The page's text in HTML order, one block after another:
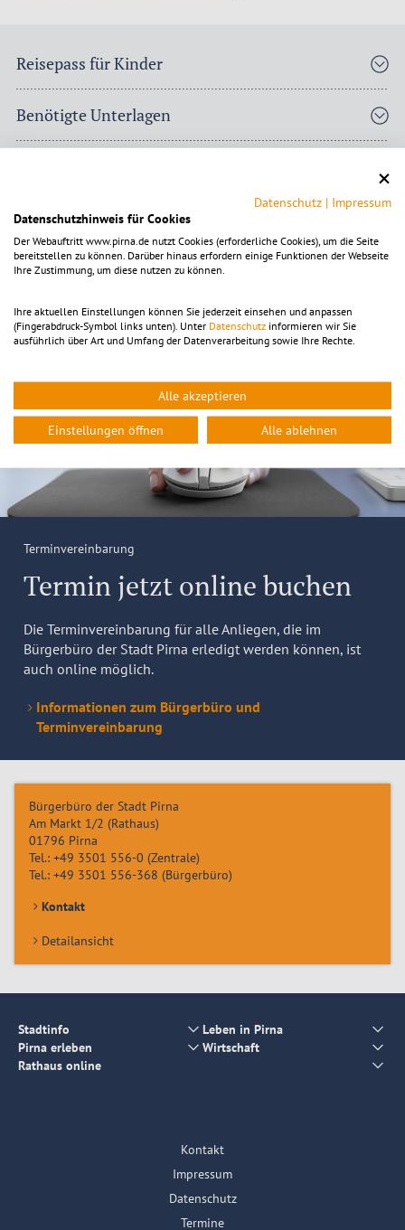
Reisepass für Kinder
Benötigte Unterlagen
Abholung und Bearbeitungsdauer
Direktversand
Vorläufiger Reisepass
Terminvereinbarung
Termin jetzt online buchen
Die Terminvereinbarung für alle Anliegen, die im
Bürgerbüro der Stadt Pirna erledigt werden können, ist
auch online möglich.
Informationen zum Bürgerbüro und
Terminvereinbarung
Bürgerbüro der Stadt Pirna
Am Markt 1/2 (Rathaus)
01796 Pirna
Tel.: +49 3501 556-0 (Zentrale)
Tel.: +49 3501 556-368 (Bürgerbüro)
Kontakt
Detailansicht
Stadtinfo
Leben in Pirna
Pirna erleben
Wirtschaft
Rathaus online
Kontakt
Impressum
Datenschutz
Termine
Datenschutz | Impressum
Datenschutzhinweis für Cookies
Der Webauftritt www.pirna.de nutzt Cookies (erforderliche Cookies), um die Seite
bereitstellen zu können. Darüber hinaus erfordern einige Funktionen der Webseite
Ihre Zustimmung, um diese nutzen zu können.
Ihre aktuellen Einstellungen können Sie jederzeit einsehen und anpassen
(Fingerabdruck-Symbol links unten). Unter Datenschutz informieren wir Sie
ausführlich über Art und Umfang der Datenverarbeitung sowie Ihre Rechte.
Alle akzeptieren
Einstellungen öffnen Alle ablehnen